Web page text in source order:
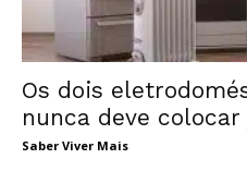
Os dois
nunca deve
Saber Viver Mais